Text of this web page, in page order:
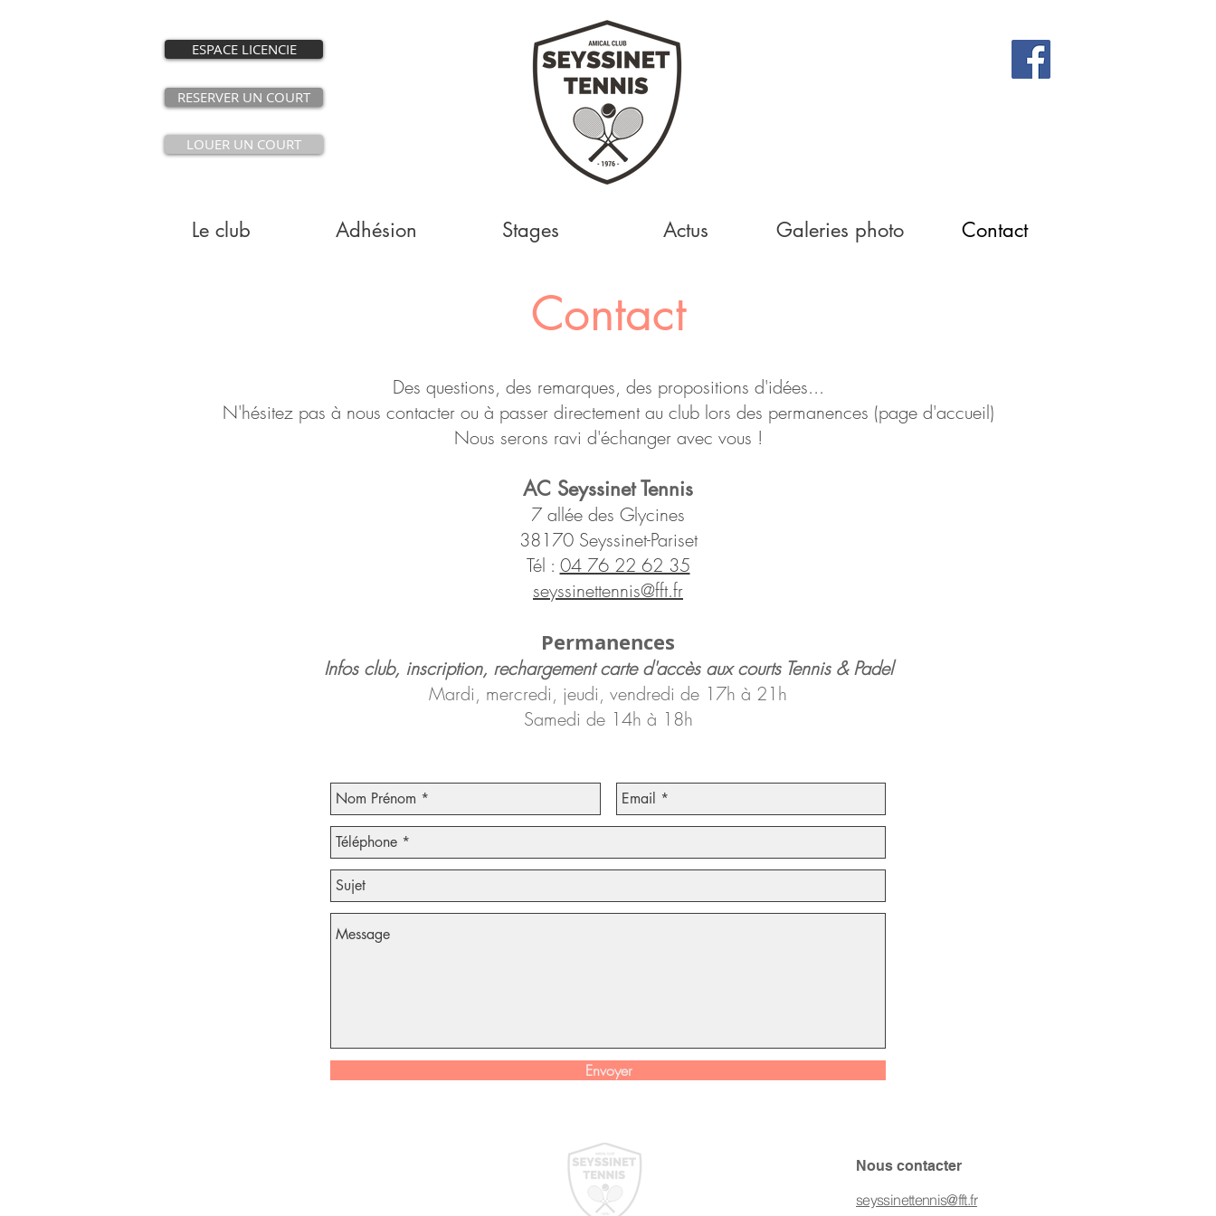
ESPACE LICENCIE
RESERVER UN COURT
LOUER UN COURT
Le club Adhésion Stages Actus Galeries photo Contact
Contact
Des questions, des remarques, des propositions d'idées...
N'hésitez pas à nous contacter ou à passer directement au club lors des permanences (page d'accueil)
Nous serons ravi d'échanger avec vous !
AC Seyssinet Tennis
7 allée des Glycines
38170 Seyssinet-Pariset
Tél : 04 76 22 62 35
seyssinettennis@fft.fr
Permanences
Infos club, inscription, rechargement carte d'accès aux courts Tennis & Padel
Mardi, mercredi, jeudi, vendredi de 17h à 21h
Samedi de 14h à 18h
Envoyer
Nous contacter
seyssinettennis@fft.fr